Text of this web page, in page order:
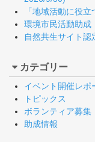
「地域活動に役
環境市民活動助成
自然共生サイト
カテゴリー
イベント開催レポ
トピックス
ボランティア募集
助成情報